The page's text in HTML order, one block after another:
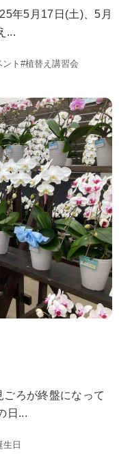
年5月17日(土)、5月
...
ト #植替え講習会
ろが終盤になって
日...
生日